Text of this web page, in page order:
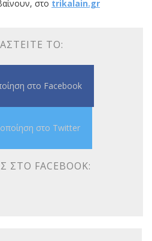
στο trikalain.gr
ΤΟ:
στο Facebook
στο Twitter
ΣΤΟ FACEBOOK: